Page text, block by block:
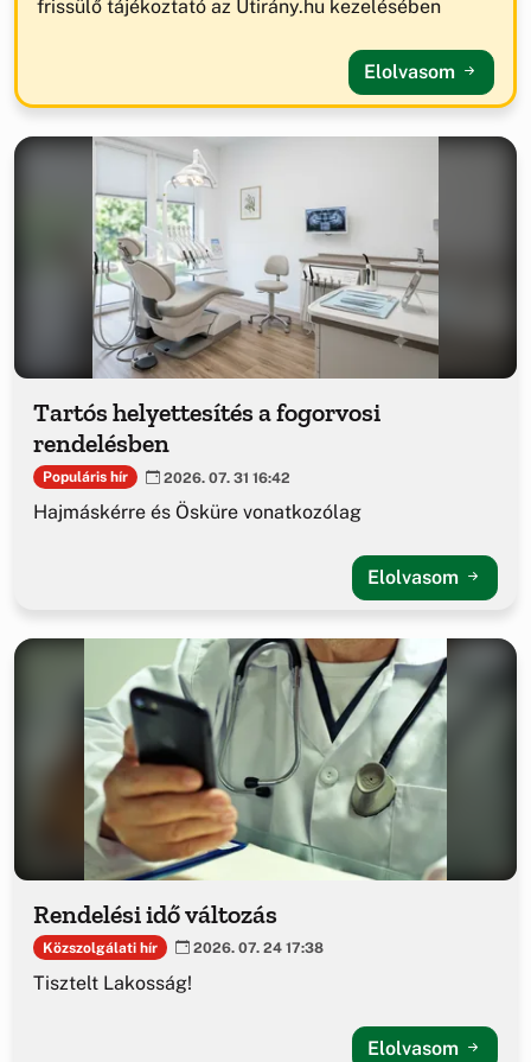
frissülő tájékoztató az Útirány.hu kezelésében
Elolvasom
Tartós helyettesítés a fogorvosi
rendelésben
Populáris hír 2026. 07. 31 16:42
Hajmáskérre és Ösküre vonatkozólag
Elolvasom
Rendelési idő változás
Közszolgálati hír 2026. 07. 24 17:38
Tisztelt Lakosság!
Elolvasom